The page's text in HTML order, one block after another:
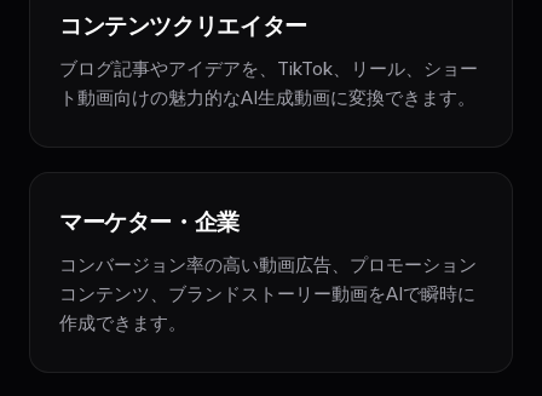
コンテンツクリエイター
ブログ記事やアイデアを、TikTok、リール、ショー
ト動画向けの魅力的なAI生成動画に変換できます。
マーケター・企業
コンバージョン率の高い動画広告、プロモーション
コンテンツ、ブランドストーリー動画をAIで瞬時に
作成できます。